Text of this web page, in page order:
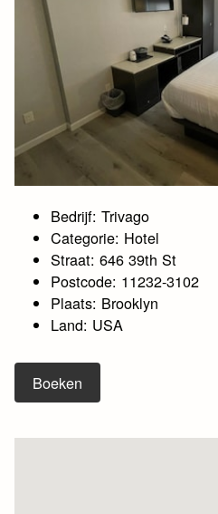
Bedrijf: Trivago
Categorie: Hotel
Straat: 646 39th St
Postcode: 11232-3102
Plaats: Brooklyn
Land: USA
Boeken